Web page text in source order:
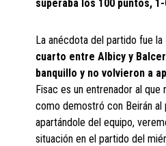
superaba los 100 puntos,
La anécdota del partido fue la
cuarto entre Albicy y
banquillo y no volvieron a
Fisac es un entrenador al que
como demostró con Beirán
apartándole del equipo,
situación en el partido del